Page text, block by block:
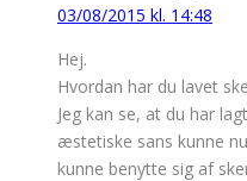
03/08/2015 kl. 14:48
Hej.
Hvordan har du lavet
Jeg kan se, at du har
æstetiske sans kunne
kunne benytte sig af